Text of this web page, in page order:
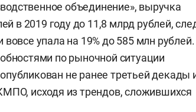
объединение», выручка
в 2019 году до 11,8 млрд рублей,
упала на 19% до 585 млн рублей.
по рыночной ситуации
не ранее третьей декады
исходя из трендов, сложившихся